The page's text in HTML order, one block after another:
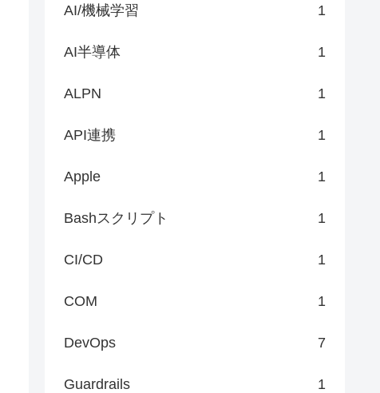
AI/機械学習 1
AI半導体 1
ALPN 1
API連携 1
Apple 1
Bashスクリプト 1
CI/CD 1
COM 1
DevOps 7
Guardrails 1